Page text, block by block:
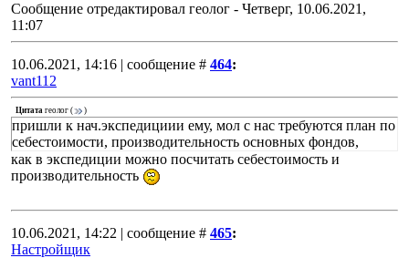
Сообщение отредактировал геолог - Четверг, 10.06.2021,
11:07
10.06.2021, 14:16 | сообщение # 464:
vant112
Цитата геолог ( )
пришли к нач.экспедициии ему, мол с нас требуются план по
себестоимости, производительность основных фондов,
как в экспедиции можно посчитать себестоимость и
производительность
10.06.2021, 14:22 | сообщение # 465:
Настройщик